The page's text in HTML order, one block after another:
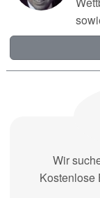
Wir
Kostenlose